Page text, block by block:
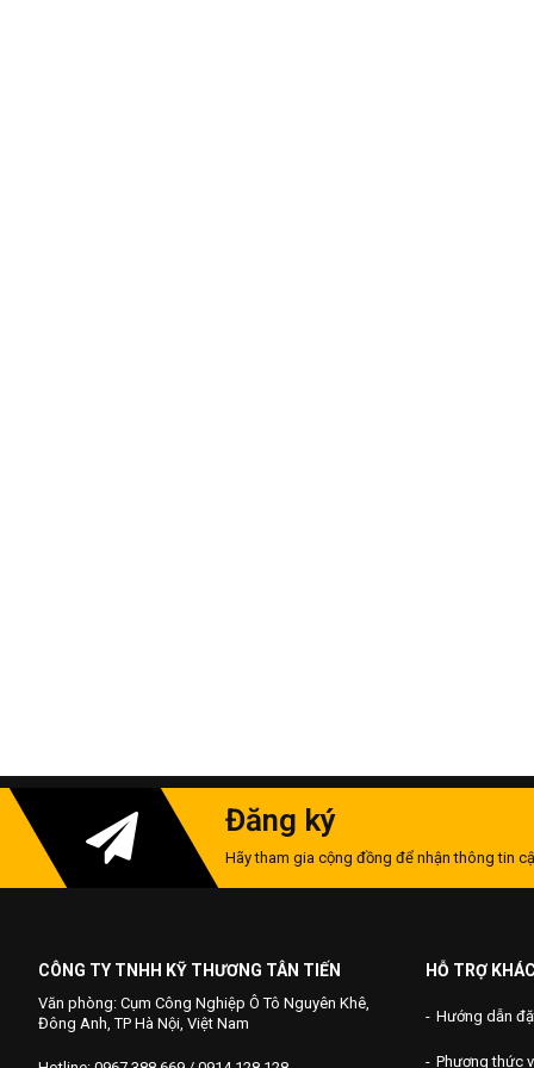
Đăng ký
Hãy tham gia cộng đồng để nhận thông tin
CÔNG TY TNHH KỸ THƯƠNG TÂN TIẾN
Văn phòng: Cụm Công Nghiệp Ô Tô Nguyên Khê,
Đông Anh, TP Hà Nội, Việt Nam
HỖ TRỢ
Hướng dẫn
Phương thức